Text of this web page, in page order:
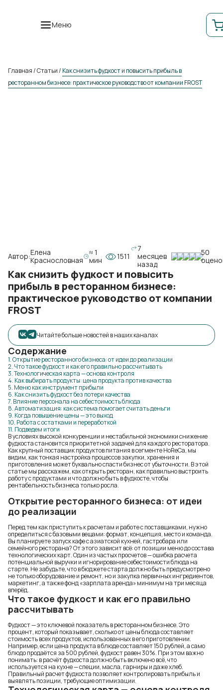
Меню
Главная/Статьи/ Как снизить фудкост и повысить прибыль в
ресторанном бизнесе: практическое руководство от компании FROST
Автор:Елена
Краснословная
≈ 1
мин
1511
7
месяцев
назад
50
Как снизить фудкост и повысить
прибыль в ресторанном бизнесе:
практическое руководство от компании
FROST
Читайте больше новостей в наших каналах
Содержание
1. Открытие ресторанного бизнеса: от идеи до реализации
2. Что такое фудкост и как его правильно рассчитывать
3. Технологическая карта — основа контроля
4. Как выбирать продукты: цена продукта против качества
5. Меню как инструмент прибыли
6. Как снизить фудкост без потери качества
7. Влияние персонала на себестоимость блюда
8. Автоматизация: как система помогает считать деньги
9. Когда повышение цены — это выход
10. Работа с остатками и переработкой
11. Подведем итоги
В условиях высокой конкуренции и нестабильной экономики снижение
фудкоста становится приоритетной задачей для каждого ресторатора.
Как крупный поставщик продуктов питания в сегменте HoReCa, мы
видим, как тонкая настройка процессов закупки, хранения и
приготовления может буквально спасти бизнес от убыточности. В этой
статье мы расскажем, как открыть ресторан, как правильно выстроить
работу с продуктами и что должно быть в фудкосте, чтобы
рентабельность бизнеса только росла.
Открытие ресторанного бизнеса: от идеи
до реализации
Перед тем как приступить к расчетам и работе с поставщиками, нужно
определиться с базовыми вещами: формат, концепция, место и команда.
Вы планируете запуск кафе с азиатской кухней, гастробара или
семейного ресторана? От этого зависит всё: от позиции меню до состава
технологических карт. Один из частых просчетов — ошибка расчета
потенциальной выручки и игнорирование себестоимости блюда на
старте. Не забудьте, что в бюджете старта должно быть предусмотрено
не только оборудование и ремонт, но и закупка первичных ингредиентов,
маркетинг, а также фонд «зарплата аренда» минимум на три месяца
вперёд.
Что такое фудкост и как его правильно
рассчитывать
Фудкост — это ключевой показатель в ресторанном бизнесе. Это
процент, который показывает, сколько от цены блюда составляет
стоимость всех продуктов, использованных в его приготовлении.
Например, если цена продукта в блюде составляет 150 рублей, а само
блюдо продаётся за 500 рублей, фудкост равен 30%. При этом важно
понимать: в расчёт фудкоста должно быть включено всё, что
используется на кухне — специи, масла, гарниры и даже хлеб.
Правильный расчет фудкоста позволяет контролировать прибыль и
выявлять позиции, требующие оптимизации.